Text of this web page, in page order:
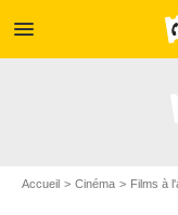
menu
Accueil Cinéma Films à